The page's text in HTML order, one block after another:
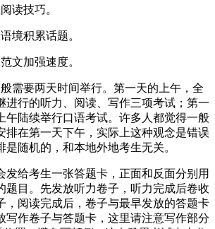
读技巧。
境积累话题。
文加强速度。
需要两天时间举行。第一天的上午，全
进行的听力、阅读、写作三项考试；第一
午陆续举行口语考试。许多人都觉得一般
排在第一天下午，实际上这种观念是错误
是随机的，和本地外地考生无关。
发给考生一张答题卡，正面和反面分别用
题目。先发放听力卷子，听力完成后卷收
，阅读完成后，卷子与最早发放的答题卡
写作卷子与答题卡，这里请注意写作部分